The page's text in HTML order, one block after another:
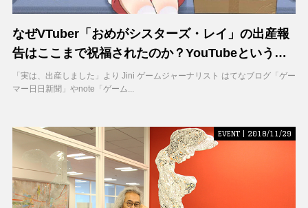
なぜVTuber「おめがシスターズ・レイ」の出産報
告はここまで祝福されたのか？YouTubeという場
所に”最適化”しない勇気
「実は、出産しました」より Jini ゲームジャーナリスト はてなブログ「ゲー
マー日日新聞」やnote「ゲーム...
EVENT | 2018/11/29